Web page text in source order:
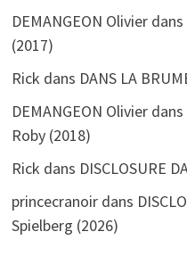
DEMANGEON Olivierdans
(2017)
Rick dans DANS LA
DEMANGEON Olivierdans
Roby (2018)
Rick dans DISCLOSURE
princecranoirdans
Spielberg (2026)